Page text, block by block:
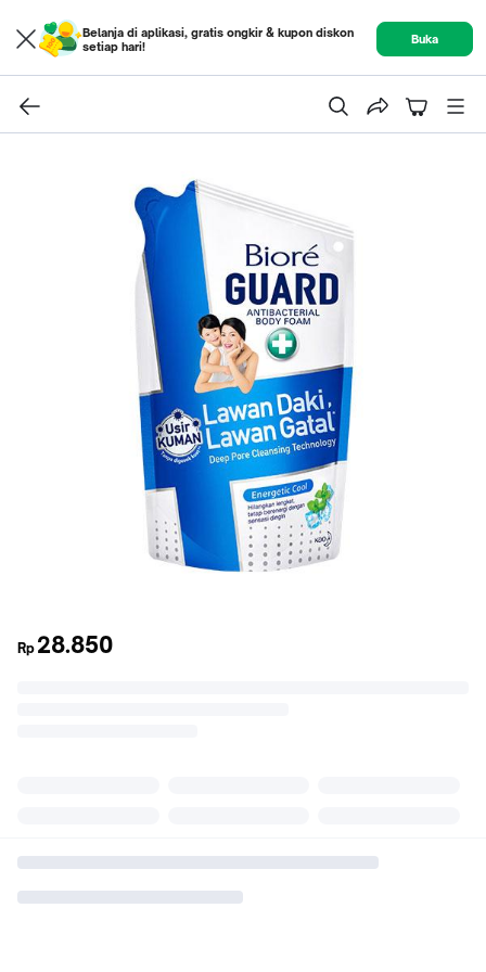
Belanja di aplikasi, gratis ongkir & kupon diskon
setiap hari!
Buka
Rp 28.850